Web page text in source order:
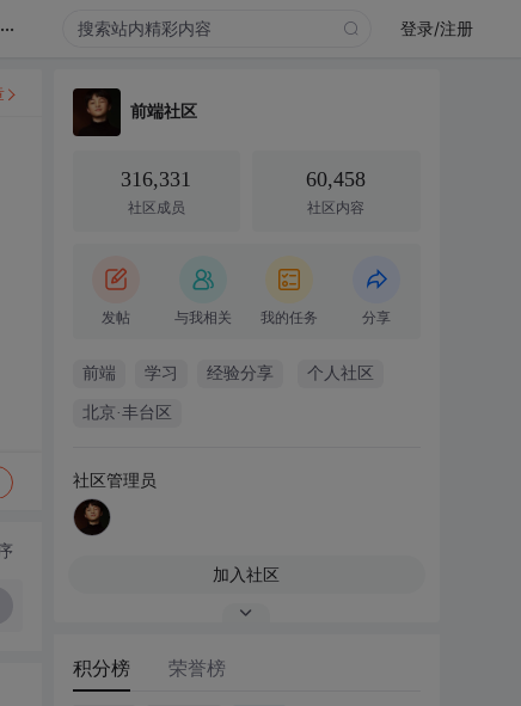
... 登录/注册
前端社区
316,331
社区成员
60,458
社区内容
发帖 与我相关 我的任务 分享
前端 学习 经验分享 个人社区
北京·丰台区
社区管理员
加入社区
积分榜 荣誉榜